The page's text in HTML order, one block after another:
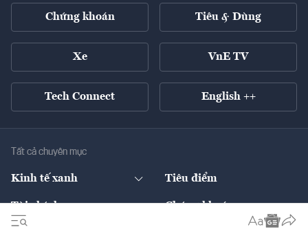
Chứng khoán Tiêu & Dùng
Xe VnE TV
Tech Connect English ++
Tất cả chuyên mục
Kinh tế xanh
Pháp lý
Tiêu điểm
Tài chính
Ngân hàng
Chứng khoán
Doanh nghiệp niêm yết